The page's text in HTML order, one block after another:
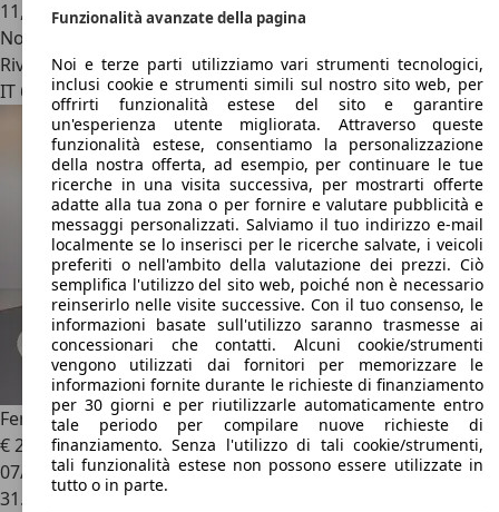
11,5 l/100 km (comb.)
Novità
Rivenditore
IT 61048S.angelo In Vado - Pesaro Urbino - Pu
Ferrari F8 Tributo4.0 V8 670cv
€ 279.000
07/2021
31.245 km
Funzionalità avanzate della pagina
Noi e terze parti utilizziamo vari strumenti tecnologici,
inclusi cookie e strumenti simili sul nostro sito web, per
offrirti funzionalità estese del sito e garantire
un'esperienza utente migliorata. Attraverso queste
funzionalità estese, consentiamo la personalizzazione
della nostra offerta, ad esempio, per continuare le tue
ricerche in una visita successiva, per mostrarti offerte
adatte alla tua zona o per fornire e valutare pubblicità e
messaggi personalizzati. Salviamo il tuo indirizzo e-mail
localmente se lo inserisci per le ricerche salvate, i veicoli
preferiti o nell'ambito della valutazione dei prezzi. Ciò
semplifica l'utilizzo del sito web, poiché non è necessario
reinserirlo nelle visite successive. Con il tuo consenso, le
informazioni basate sull'utilizzo saranno trasmesse ai
concessionari che contatti. Alcuni cookie/strumenti
vengono utilizzati dai fornitori per memorizzare le
informazioni fornite durante le richieste di finanziamento
per 30 giorni e per riutilizzarle automaticamente entro
tale periodo per compilare nuove richieste di
finanziamento. Senza l'utilizzo di tali cookie/strumenti,
tali funzionalità estese non possono essere utilizzate in
tutto o in parte.